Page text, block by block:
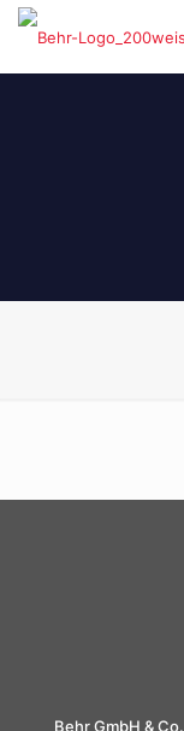
Behr GmbH & Co.